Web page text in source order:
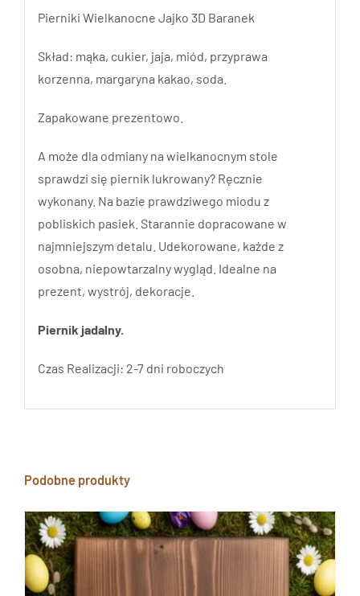
Pierniki Wielkanocne Jajko 3D Baranek
Skład: mąka, cukier, jaja, miód, przyprawa
korzenna, margaryna kakao, soda.
Zapakowane prezentowo.
A może dla odmiany na wielkanocnym stole
sprawdzi się piernik lukrowany? Ręcznie
wykonany. Na bazie prawdziwego miodu z
pobliskich pasiek. Starannie dopracowane w
najmniejszym detalu. Udekorowane, każde z
osobna, niepowtarzalny wygląd. Idealne na
prezent, wystrój, dekoracje.
Piernik jadalny.
Czas Realizacji: 2-7 dni roboczych
Podobne produkty